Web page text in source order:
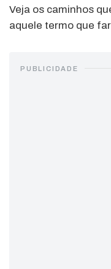
Veja os caminhos
aquele termo que
PUBLICIDADE